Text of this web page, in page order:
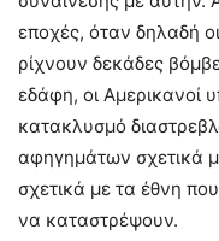
εποχές, όταν δηλαδή
ρίχνουν δεκάδες
εδάφη, οι Αμερικανοί
κατακλυσμό
αφηγημάτων σχετικά
σχετικά με τα έθνη
να καταστρέψουν.